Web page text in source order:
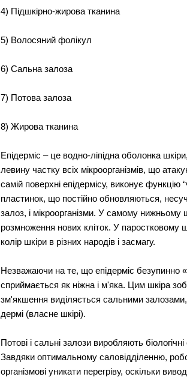
4) Підшкірно-жирова тканина
5) Волосяний фолікул
6) Сальна залоза
7) Потова залоза
8) Жирова тканина
Епідерміс – це водно-ліпідна оболонка
левину частку всіх мікроорганізмів, що
самій поверхні епідермісу, виконує функцію
пластинок, що постійно обновляються,
залоз, і мікроорганізми. У самому нижньому
розмноження нових кліток. У паростковому
колір шкіри в різних народів і засмагу.
Незважаючи на те, що епідерміс безупинно
сприймається як ніжна і м'яка. Цим шкіра
зм'якшення виділяється сальними
дермі (власне шкірі).
Потові і сальні залози виробляють
Завдяки оптимальному саловідділенню,
організмові уникати перегріву, оскільки